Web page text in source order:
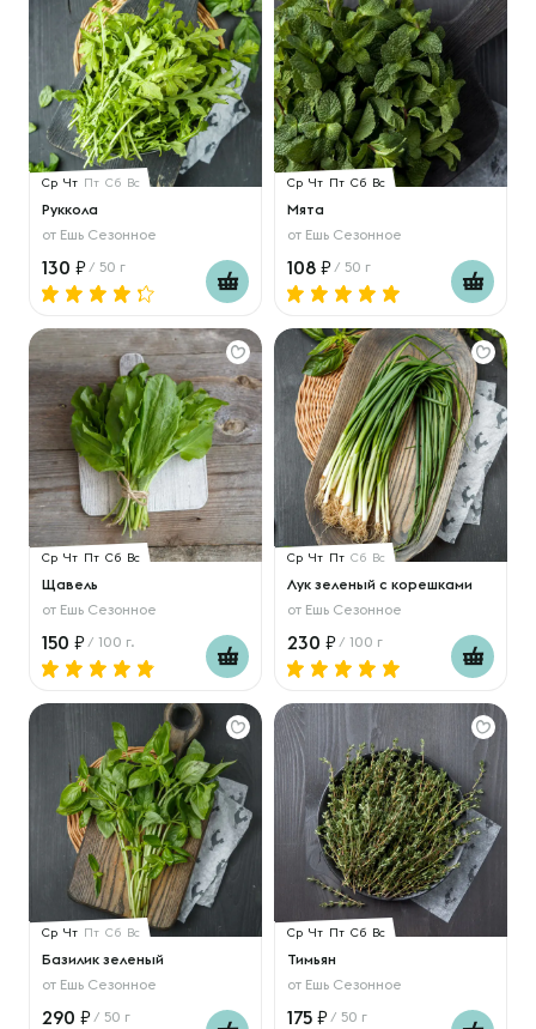
Ср Чт Пт Сб Вс
Руккола
от Ешь Сезонное
130 / 50 г
Ср Чт Пт Сб Вс
Мята
от Ешь Сезонное
108 / 50 г
Ср Чт Пт Сб Вс
Щавель
от Ешь Сезонное
150 / 100 г.
Ср Чт Пт Сб Вс
Лук зеленый с корешками
от Ешь Сезонное
230 / 100 г
Ср Чт Пт Сб Вс
Базилик зеленый
от Ешь Сезонное
290 / 50 г
Ср Чт Пт Сб Вс
Тимьян
от Ешь Сезонное
175 / 50 г